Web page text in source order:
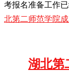
考报名准备工作
北第二师范学院
湖北第